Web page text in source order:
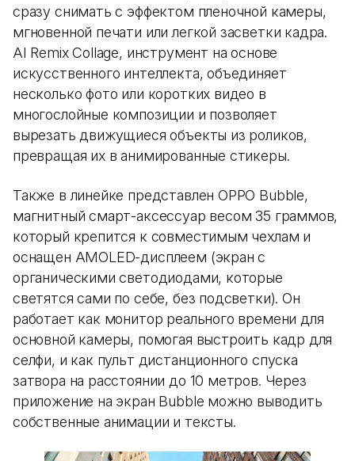
сразу снимать с эффектом пленочной камеры,
мгновенной печати или легкой засветки кадра.
AI Remix Collage, инструмент на основе
искусственного интеллекта, объединяет
несколько фото или коротких видео в
многослойные композиции и позволяет
вырезать движущиеся объекты из роликов,
превращая их в анимированные стикеры.
Также в линейке представлен OPPO Bubble,
магнитный смарт-аксессуар весом 35 граммов,
который крепится к совместимым чехлам и
оснащен AMOLED-дисплеем (экран с
органическими светодиодами, которые
светятся сами по себе, без подсветки). Он
работает как монитор реального времени для
основной камеры, помогая выстроить кадр для
селфи, и как пульт дистанционного спуска
затвора на расстоянии до 10 метров. Через
приложение на экран Bubble можно выводить
собственные анимации и тексты.